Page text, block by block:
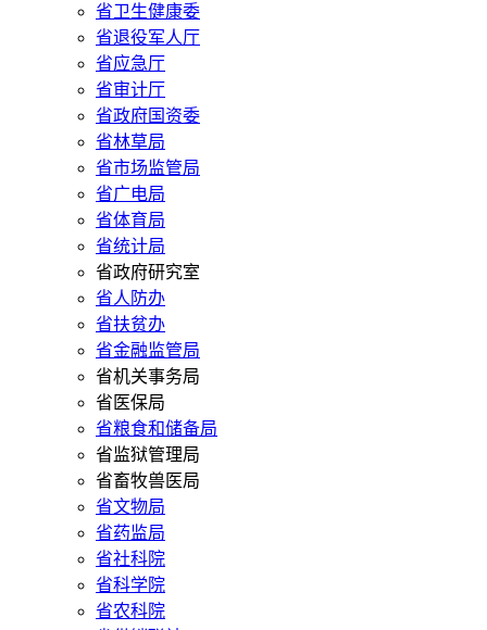
省卫生健康委
省退役军人厅
省应急厅
省审计厅
省政府国资委
省林草局
省市场监管局
省广电局
省体育局
省统计局
省政府研究室
省人防办
省扶贫办
省金融监管局
省机关事务局
省医保局
省粮食和储备局
省监狱管理局
省畜牧兽医局
省文物局
省药监局
省社科院
省科学院
省农科院